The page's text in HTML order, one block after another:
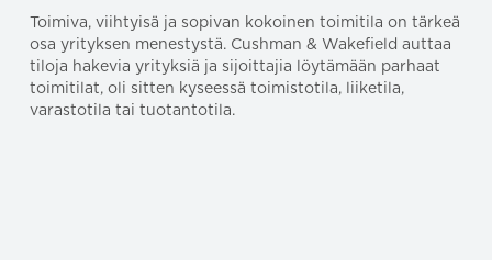
Toimiva, viihtyisä ja sopivan kokoinen toimitila on tärkeä
osa yrityksen menestystä. Cushman & Wakefield auttaa
tiloja hakevia yrityksiä ja sijoittajia löytämään parhaat
toimitilat, oli sitten kyseessä toimistotila, liiketila,
varastotila tai tuotantotila.